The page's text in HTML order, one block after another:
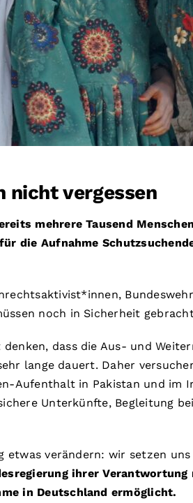
nicht vergessen
mehrere Tausend
die Aufnahme
noch in Sicherheit
dass die Aus- und
lange dauert. Daher
Aufenthalt in Pakistan und im
Unterkünfte, Begleitung
verändern: wir setzen
ihrer Verantwortung
in Deutschland ermöglicht.